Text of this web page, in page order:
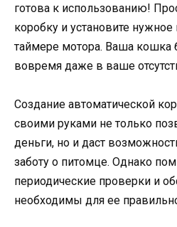
готова к использованию!
коробку и установите
таймере мотора. Ваша кошка
вовремя даже в ваше
Создание автоматической
своими руками не только
деньги, но и даст
заботу о питомце. Однако
периодические проверки и
необходимы для ее